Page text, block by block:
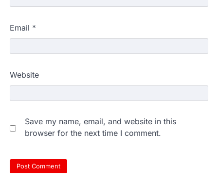
Email *
Website
Save my name, email, and website in this
browser for the next time I comment.